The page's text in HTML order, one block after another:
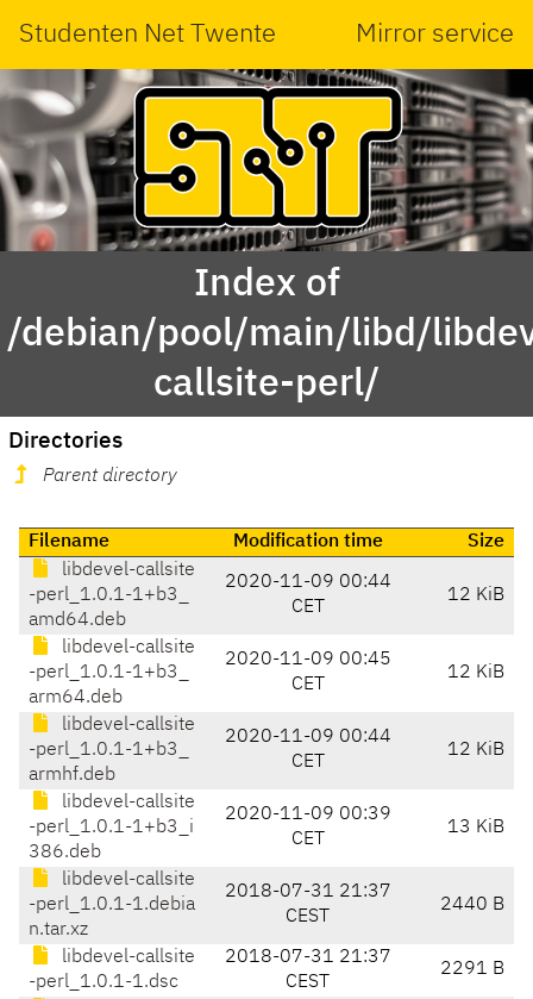
Studenten Net Twente Mirror service
Index of
/debian/pool/main/libd/
callsite-perl/
Directories
Parent directory
Filename Modification time
Size
libdevel-callsite
-perl_1.0.1-1+b3_
amd64.deb
2020-11-09 00:44
CET
12 KiB
libdevel-callsite
-perl_1.0.1-1+b3_
arm64.deb
2020-11-09 00:45
CET
12 KiB
libdevel-callsite
-perl_1.0.1-1+b3_
armhf.deb
2020-11-09 00:44
CET
12 KiB
libdevel-callsite
-perl_1.0.1-1+b3_i
386.deb
2020-11-09 00:39
CET
13 KiB
libdevel-callsite
-perl_1.0.1-1.debia
n.tar.xz
2018-07-31 21:37
CEST
2440 B
libdevel-callsite
-perl_1.0.1-1.dsc
2018-07-31 21:37
CEST
2291 B